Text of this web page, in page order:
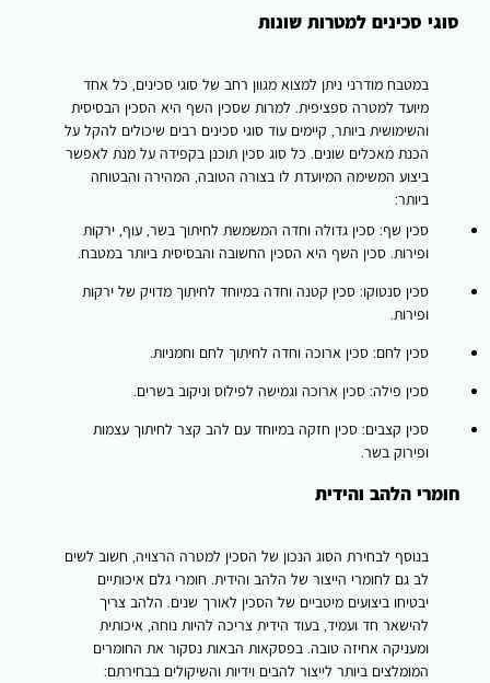
סוגי סכינים למטרות שונות
במטבח מודרני ניתן למצוא מגוון רחב של סוגי סכינים, כל אחד
מיועד למטרה ספציפית. למרות שסכין השף היא הסכין הבסיסית
והשימושית ביותר, קיימים עוד סוגי סכינים רבים שיכולים להקל על
הכנת מאכלים שונים. כל סוג סכין תוכנן בקפידה על מנת לאפשר
ביצוע המשימה המיועדת לו בצורה הטובה, המהירה והבטוחה
ביותר:
סכין שף: סכין גדולה וחדה המשמשת לחיתוך בשר, עוף, ירקות
ופירות. סכין השף היא הסכין החשובה והבסיסית ביותר במטבח.
סכין סנטוקו: סכין קטנה וחדה במיוחד לחיתוך מדויק של ירקות
ופירות.
סכין לחם: סכין ארוכה וחדה לחיתוך לחם וחמניות.
סכין פילה: סכין ארוכה וגמישה לפילוס וניקוב בשרים.
סכין קצבים: סכין חזקה במיוחד עם להב קצר לחיתוך עצמות
ופירוק בשר.
חומרי הלהב והידית
בנוסף לבחירת הסוג הנכון של הסכין למטרה הרצויה, חשוב לשים
לב גם לחומרי הייצור של הלהב והידית. חומרי גלם איכותיים
יבטיחו ביצועים מיטביים של הסכין לאורך שנים. הלהב צריך
להישאר חד ועמיד, בעוד הידית צריכה להיות נוחה, איכותית
ומעניקה אחיזה טובה. בפסקאות הבאות נסקור את החומרים
המומלצים ביותר לייצור להבים וידיות והשיקולים בבחירתם: